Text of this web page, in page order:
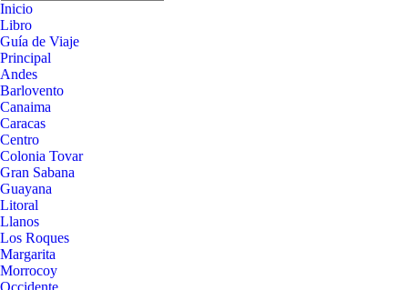
Inicio
Libro
Guía de Viaje
Principal
Andes
Barlovento
Canaima
Caracas
Centro
Colonia Tovar
Gran Sabana
Guayana
Litoral
Llanos
Los Roques
Margarita
Morrocoy
Occidente